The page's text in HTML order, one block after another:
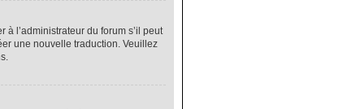
l’administrateur du forum s’il peut
une nouvelle traduction. Veuillez